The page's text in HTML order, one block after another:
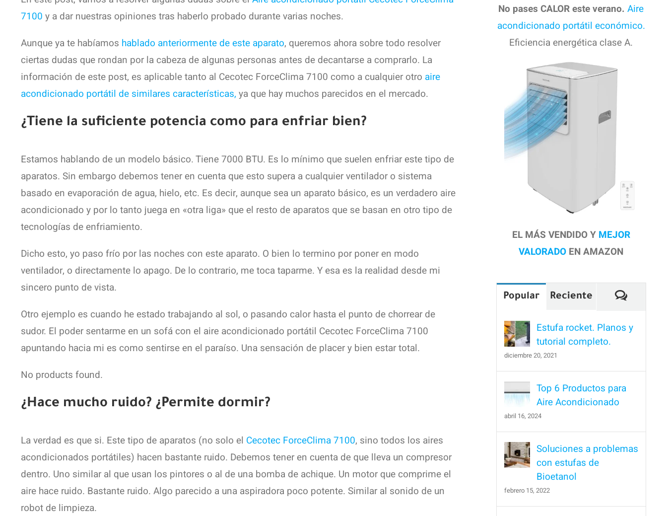
7100 y a dar nuestras opiniones tras haberlo probado durante varias noches.
Aunque ya te habíamos hablado anteriormente de este aparato, queremos ahora sobre todo resolver
ciertas dudas que rondan por la cabeza de algunas personas antes de decantarse a comprarlo. La
información de este post, es aplicable tanto al Cecotec ForceClima 7100 como a cualquier otro aire
acondicionado portátil de similares características, ya que hay muchos parecidos en el mercado.
¿Tiene la suficiente potencia como para enfriar bien?
Estamos hablando de un modelo básico. Tiene 7000 BTU. Es lo mínimo que suelen enfriar este tipo de
aparatos. Sin embargo debemos tener en cuenta que esto supera a cualquier ventilador o sistema
basado en evaporación de agua, hielo, etc. Es decir, aunque sea un aparato básico, es un verdadero aire
acondicionado y por lo tanto juega en «otra liga» que el resto de aparatos que se basan en otro tipo de
tecnologías de enfriamiento.
Dicho esto, yo paso frío por las noches con este aparato. O bien lo termino por poner en modo
ventilador, o directamente lo apago. De lo contrario, me toca taparme. Y esa es la realidad desde mi
sincero punto de vista.
Otro ejemplo es cuando he estado trabajando al sol, o pasando calor hasta el punto de chorrear de
sudor. El poder sentarme en un sofá con el aire acondicionado portátil Cecotec ForceClima 7100
apuntando hacia mi es como sentirse en el paraíso. Una sensación de placer y bien estar total.
No products found.
¿Hace mucho ruido? ¿Permite dormir?
La verdad es que si. Este tipo de aparatos (no solo el Cecotec ForceClima 7100, sino todos los aires
acondicionados portátiles) hacen bastante ruido. Debemos tener en cuenta de que lleva un compresor
dentro. Uno similar al que usan los pintores o al de una bomba de achique. Un motor que comprime el
aire hace ruido. Bastante ruido. Algo parecido a una aspiradora poco potente. Similar al sonido de un
robot de limpieza.
No pases CALOR este verano. Aire
acondicionado portátil económico.
Eficiencia energética clase A.
EL MÁS VENDIDO Y MEJOR
VALORADO EN AMAZON
Popular Reciente
Estufa rocket. Planos y
tutorial completo.
diciembre 20, 2021
Top 6 Productos para
Aire Acondicionado
abril 16, 2024
Soluciones a problemas
con estufas de
Bioetanol
febrero 15, 2022